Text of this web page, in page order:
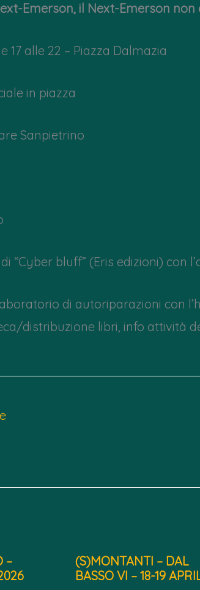
Emerson, il Next-Emerson non
17 alle 22 – Piazza Dalmazia
in piazza
Sanpietrino
“Cyber bluff” (Eris edizioni) con
di autoriparazioni con
distribuzione libri, info attività
–
(S)MONTANTI – DAL
BASSO VI – 18-19